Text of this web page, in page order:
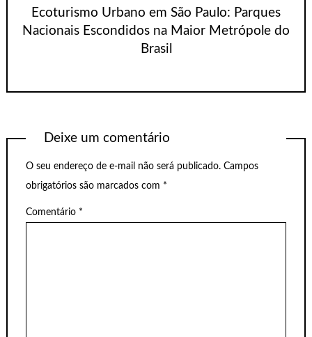
Ecoturismo Urbano em São Paulo: Parques
Nacionais Escondidos na Maior Metrópole do
Brasil
Deixe um comentário
O seu endereço de e-mail não será publicado. Campos
obrigatórios são marcados com *
Comentário *